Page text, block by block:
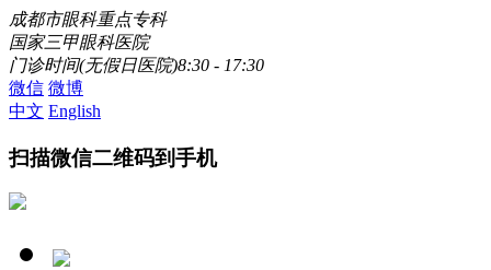
成都市眼科重点专科
国家三甲眼科医院
门诊时间(无假日医院)8:30 - 17:30
微信 微博
中文 English
扫描微信二维码到手机